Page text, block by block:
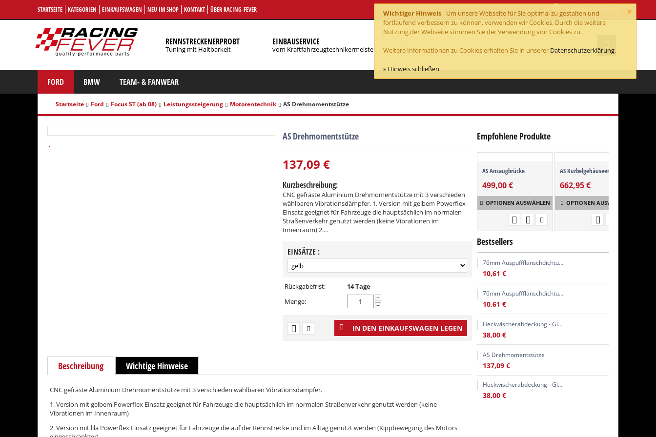
×
Wichtiger Hinweis
Um unsere Webseite für Sie optimal zu gestalten und
fortlaufend verbessern zu können, verwenden wir Cookies. Durch die weitere
Nutzung der Webseite stimmen Sie der Verwendung von Cookies zu.
Weitere Informationen zu Cookies erhalten Sie in unserer Datenschutzerklärung.
» Hinweis schließen
STARTSEITE KATEGORIEN EINKAUFSWAGEN NEU IM SHOP KONTAKT ÜBER RACING-FEVER EINKAUFSWAGEN
RENNSTRECKENERPROBT
Tuning mit Haltbarkeit
EINBAUSERVICE
vom Kraftfahrzeugtechnikermeister
FORD BMW TEAM- & FANWEAR
Startseite Ford Focus ST (ab 08) Leistungssteigerung Motorentechnik AS Drehmomentstütze
AS Drehmomentstütze
137,09 €
Kurzbeschreibung:
CNC gefräste Aluminium Drehmomentstütze mit 3 verschieden
wählbaren Vibrationsdämpfer. 1. Version mit gelbem Powerflex
Einsatz geeignet für Fahrzeuge die hauptsächlich im normalen
Straßenverkehr genutzt werden (keine Vibrationen im
Innenraum) 2....
EINSÄTZE :
Rückgabefrist:
14 Tage
Menge:
+
−
IN DEN EINKAUFSWAGEN LEGEN
Beschreibung Wichtige Hinweise
CNC gefräste Aluminium Drehmomentstütze mit 3 verschieden wählbaren Vibrationsdämpfer.
1. Version mit gelbem Powerflex Einsatz geeignet für Fahrzeuge die hauptsächlich im normalen Straßenverkehr genutzt werden (keine
Vibrationen im Innenraum)
2. Version mit lila Powerflex Einsatz geeignet für Fahrzeuge die auf der Rennstrecke und im Alltag genutzt werden (Kippbewegung des Motors
Empfohlene Produkte
AS Ansaugbrücke
499,00€
OPTIONEN AUSWÄHLEN
AS Kurbelgehäuseentlüftung
662,95€
OPTIONEN AUSWÄHLEN
Bestsellers
76mm Auspuffflanschdichtung
10,61 €
76mm Auspuffflanschdichtung
10,61 €
Heckwischerabdeckung - Glasstopfen
38,00 €
AS Drehmomentstütze
137,09 €
Heckwischerabdeckung - Glasstopfen
38,00 €